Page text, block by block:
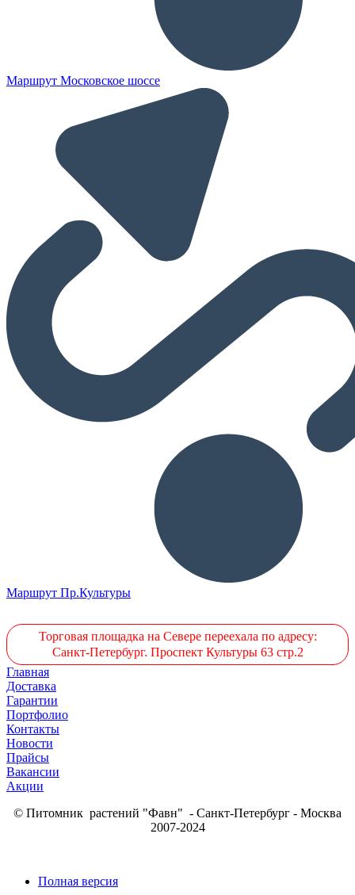
Маршрут Московское шоссе
Маршрут Пр.Культуры
Торговая площадка на Севере переехала по адресу:
Санкт-Петербург. Проспект Культуры 63 стр.2
Главная
Доставка
Гарантии
Портфолио
Контакты
Новости
Прайсы
Вакансии
Акции
© Питомник растений "Фавн" - Санкт-Петербург - Москва
2007-2024
Полная версия